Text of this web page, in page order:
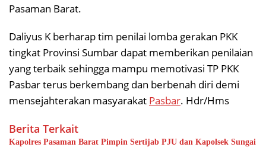
Pasaman Barat.
Daliyus K berharap tim penilai lomba gerakan PKK
tingkat Provinsi Sumbar dapat memberikan penilaian
yang terbaik sehingga mampu memotivasi TP PKK
Pasbar terus berkembang dan berbenah diri demi
mensejahterakan masyarakat Pasbar. Hdr/Hms
Berita Terkait
Kapolres Pasaman Barat Pimpin Sertijab PJU dan Kapolsek Sungai